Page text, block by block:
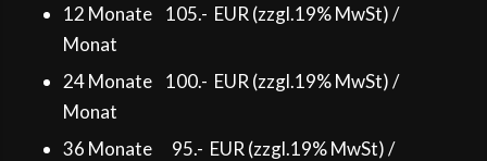
12 Monate 105.- EUR (zzgl.19% MwSt) /
Monat
24 Monate 100.- EUR (zzgl.19% MwSt) /
Monat
36 Monate 95.- EUR (zzgl.19% MwSt) /